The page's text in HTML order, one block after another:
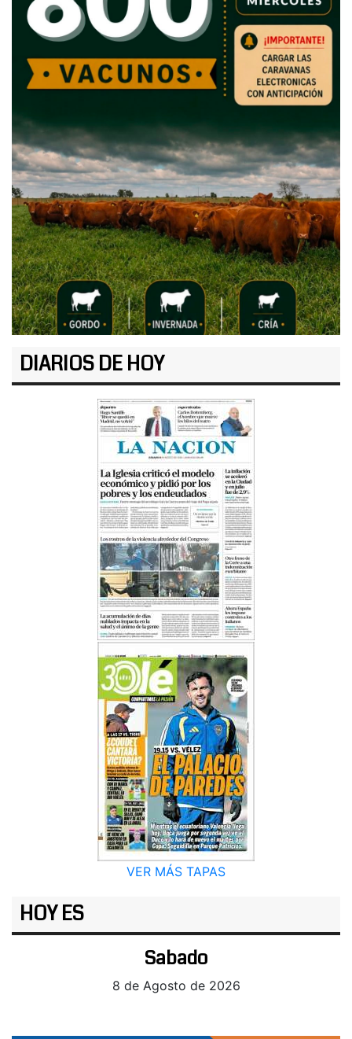
DIARIOS DE HOY
VER MÁS TAPAS
HOY ES
Sabado
8 de Agosto de 2026